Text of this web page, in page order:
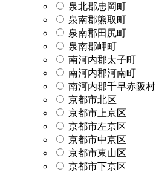
泉北郡忠岡町
泉南郡熊取町
泉南郡田尻町
泉南郡岬町
南河内郡太子町
南河内郡河南町
南河内郡千早赤阪村
京都市北区
京都市上京区
京都市左京区
京都市中京区
京都市東山区
京都市下京区